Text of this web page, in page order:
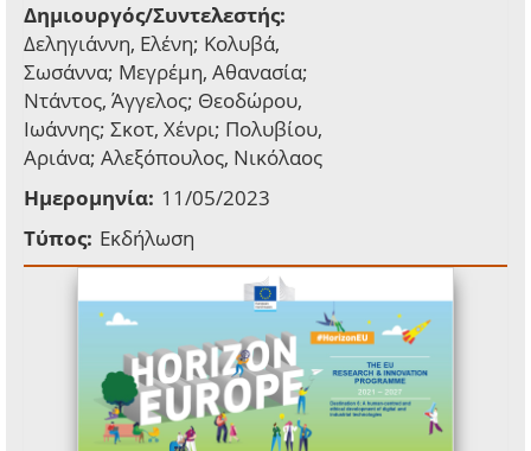
Δημιουργός/Συντελεστής:
Δεληγιάννη, Ελένη; Κολυβά,
Σωσάννα; Μεγρέμη, Αθανασία;
Ντάντος, Άγγελος; Θεοδώρου,
Ιωάννης; Σκοτ, Χένρι; Πολυβίου,
Αριάνα; Αλεξόπουλος, Νικόλαος
Ημερομηνία: 11/05/2023
Τύπος: Εκδήλωση